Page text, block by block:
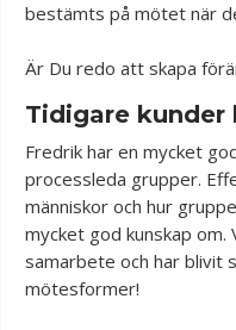
bestämts på mötet när
Är Du redo att skapa
Tidigare kunder
Fredrik har en mycket
processleda grupper.
människor och hur
mycket god kunskap
samarbete och har blivit
mötesformer!